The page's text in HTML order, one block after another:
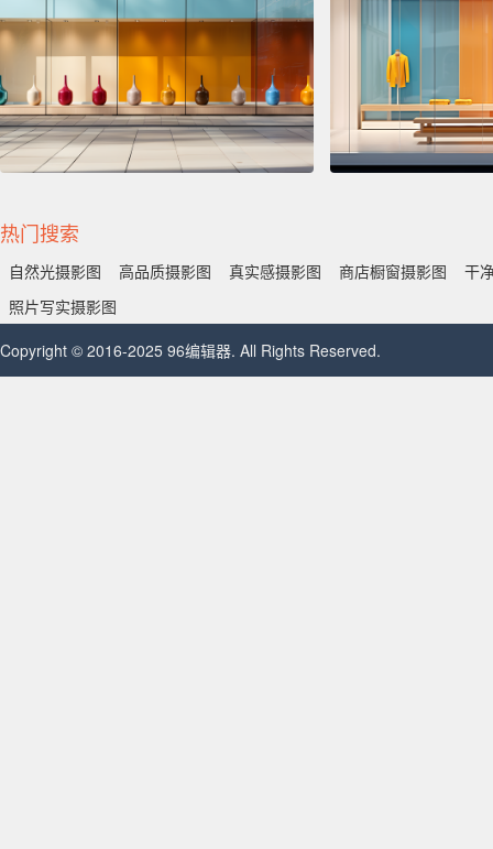
热门搜索
自然光摄影图 高品质摄影图 真实感摄影图 商店橱窗摄影图
干
照片写实摄影图
Copyright © 2016-2025 96编辑器. All Rights Reserved.